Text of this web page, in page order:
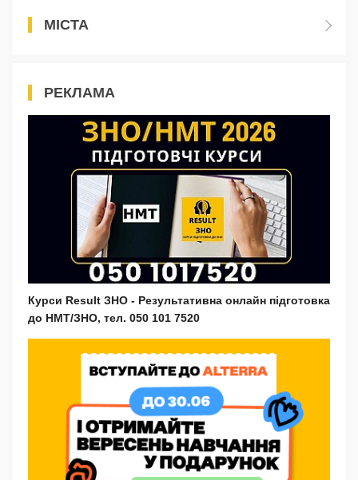
МІСТА
РЕКЛАМА
Курси Result ЗНО - Результативна онлайн підготовка
до НМТ/ЗНО, тел. 050 101 7520